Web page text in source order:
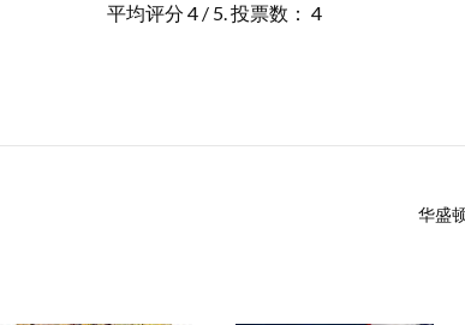
平均评分 4/ 5. 投票数： 4
华盛